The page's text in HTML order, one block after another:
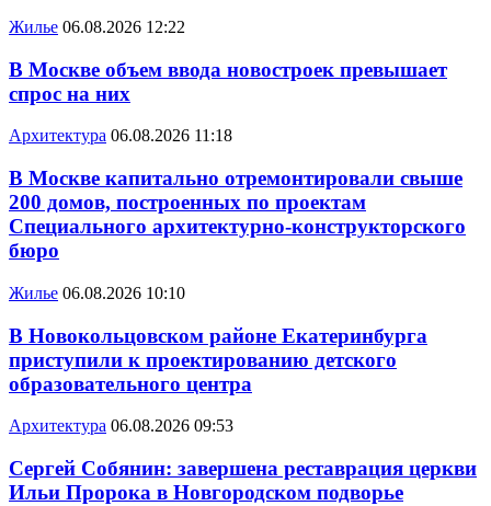
Жилье 06.08.2026 12:22
В Москве объем ввода новостроек превышает
спрос на них
Архитектура 06.08.2026 11:18
В Москве капитально отремонтировали свыше
200 домов, построенных по проектам
Специального архитектурно-конструкторского
бюро
Жилье 06.08.2026 10:10
В Новокольцовском районе Екатеринбурга
приступили к проектированию детского
образовательного центра
Архитектура 06.08.2026 09:53
Сергей Собянин: завершена реставрация церкви
Ильи Пророка в Новгородском подворье